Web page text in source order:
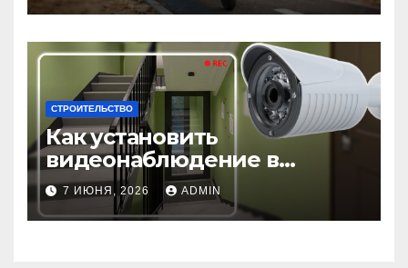
СТРОИТЕЛЬСТВО
Как установить
видеонаблюдение в
подъезде: пошаговая
инструкция и советы
7 ИЮНЯ, 2026 ADMIN